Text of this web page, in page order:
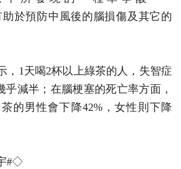
助於預防中風後的腦損傷及其它的
，1天喝2杯以上綠茶的人，失智症
乎減半；在腦梗塞的死亡率方面，
的男性會下降42%，女性則下降
#◇